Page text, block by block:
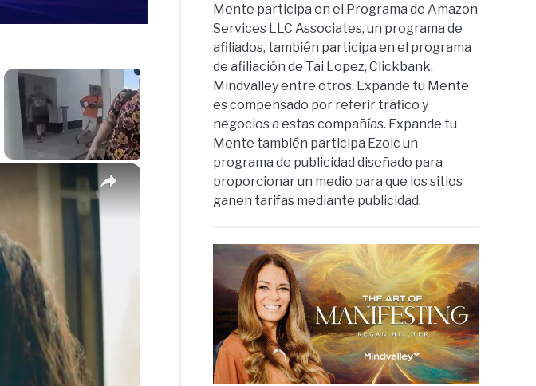
×
Mente participa en el Programa de Amazon
Services LLC Associates, un programa de
afiliados, también participa en el programa
de afiliación de Tai Lopez, Clickbank,
Mindvalley entre otros. Expande tu Mente
es compensado por referir tráfico y
negocios a estas compañías. Expande tu
Mente también participa Ezoic un
programa de publicidad diseñado para
proporcionar un medio para que los sitios
ganen tarifas mediante publicidad.